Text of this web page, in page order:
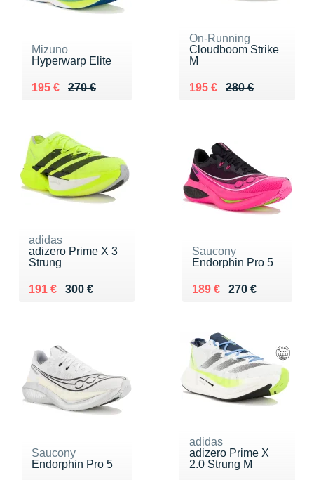
Mizuno
Hyperwarp Elite
270 €
Au lieu de 270 €
195 €
Vendu 195 €
On-Running
Cloudboom Strike
M
280 €
Au lieu de 280 €
195 €
Vendu 195 €
adidas
adizero Prime X 3
Strung
300 €
Au lieu de 300 €
191 €
Vendu 191 €
Saucony
Endorphin Pro 5
270 €
Au lieu de 270 €
189 €
Vendu 189 €
Saucony
Endorphin Pro 5
adidas
adizero Prime X
2.0 Strung M